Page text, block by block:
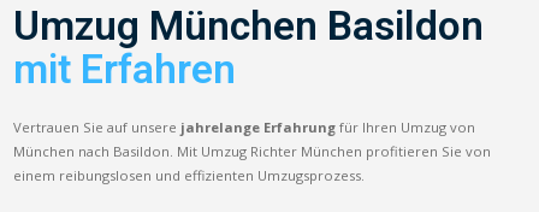
Umzug München Basildon
mit Erfahren
Vertrauen Sie auf unsere jahrelange Erfahrung für Ihren Umzug von
München nach Basildon. Mit Umzug Richter München profitieren Sie von
einem reibungslosen und effizienten Umzugsprozess.